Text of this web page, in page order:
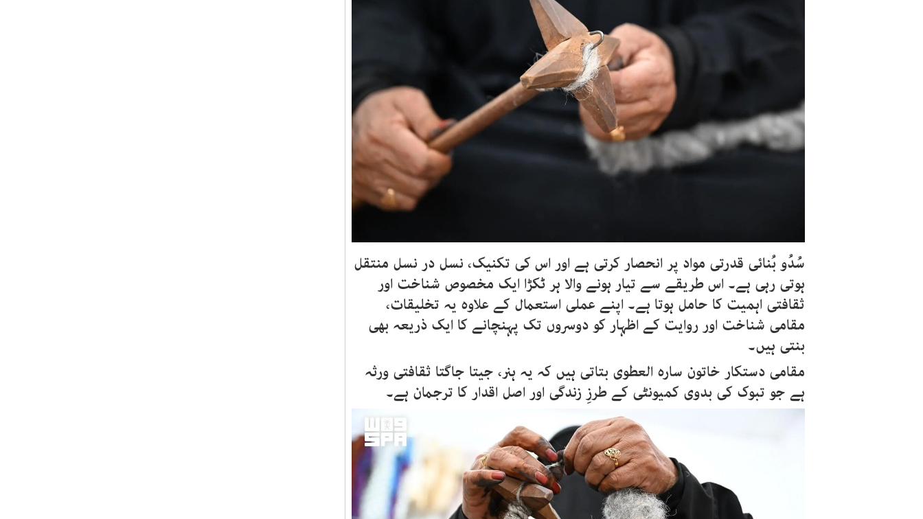
سُدُو بُنائی قدرتی مواد پر انحصار کرتی ہے اور اس کی تکنیک، نسل در نسل منتقل
ہوتی رہی ہے۔ اس طریقے سے تیار ہونے والا ہر ٹکڑا ایک مخصوص شناخت اور
ثقافتی اہمیت کا حامل ہوتا ہے۔ اپنے عملی استعمال کے علاوہ یہ تخلیقات،
مقامی شناخت اور روایت کے اظہار کو دوسروں تک پہنچانے کا ایک ذریعہ بھی
بنتی ہیں۔
مقامی دستکار خاتون سارہ العطوی بتاتی ہیں کہ یہ ہنر، جیتا جاگتا ثقافتی ورثہ
ہے جو تبوک کی بدوی کمیونٹی کے طرزِ زندگی اور اصل اقدار کا ترجمان ہے۔